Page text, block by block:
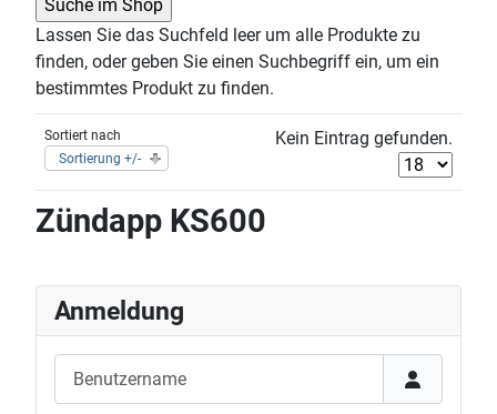
Lassen Sie das Suchfeld leer um alle Produkte zu
finden, oder geben Sie einen Suchbegriff ein, um ein
bestimmtes Produkt zu finden.
Sortiert nach
Sortierung +/-
Kein Eintrag gefunden.
Zündapp KS600
Anmeldung